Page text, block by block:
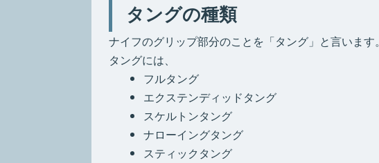
タングの種類
ナイフのグリップ部分のことを「タング」と言います。
タングには、
フルタング
エクステンディッドタング
スケルトンタング
ナローイングタング
スティックタング